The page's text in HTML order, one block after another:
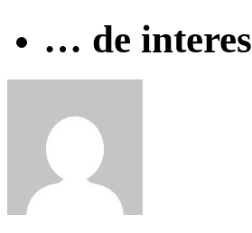
… de interes